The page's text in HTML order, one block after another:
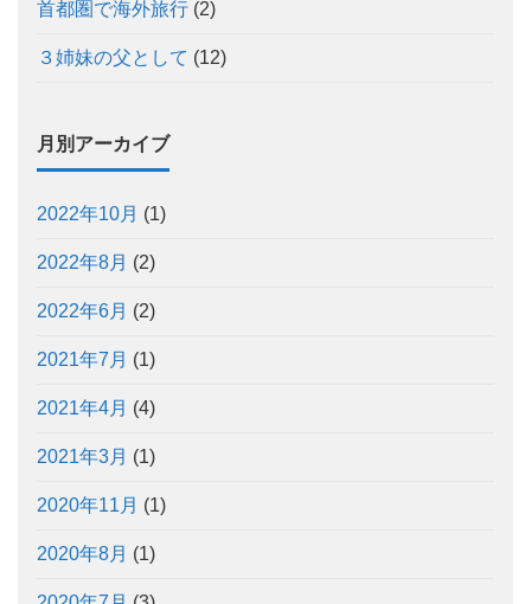
首都圏で海外旅行 (2)
３姉妹の父として (12)
月別アーカイブ
2022年10月 (1)
2022年8月 (2)
2022年6月 (2)
2021年7月 (1)
2021年4月 (4)
2021年3月 (1)
2020年11月 (1)
2020年8月 (1)